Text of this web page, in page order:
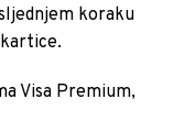
koraku
Visa Premium,